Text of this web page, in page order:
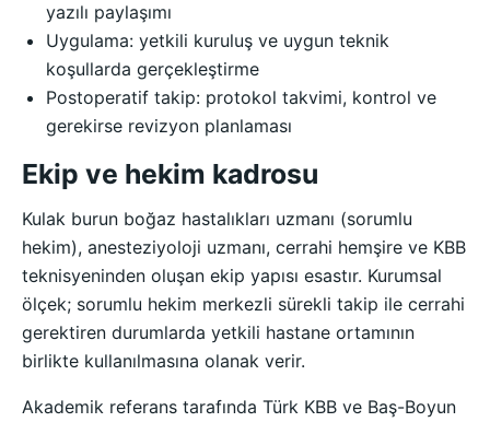
yazılı paylaşımı
Uygulama: yetkili kuruluş ve uygun teknik
koşullarda gerçekleştirme
Postoperatif takip: protokol takvimi, kontrol ve
gerekirse revizyon planlaması
Ekip ve hekim kadrosu
Kulak burun boğaz hastalıkları uzmanı (sorumlu
hekim), anesteziyoloji uzmanı, cerrahi hemşire ve KBB
teknisyeninden oluşan ekip yapısı esastır. Kurumsal
ölçek; sorumlu hekim merkezli sürekli takip ile cerrahi
gerektiren durumlarda yetkili hastane ortamının
birlikte kullanılmasına olanak verir.
Akademik referans tarafında Türk KBB ve Baş-Boyun